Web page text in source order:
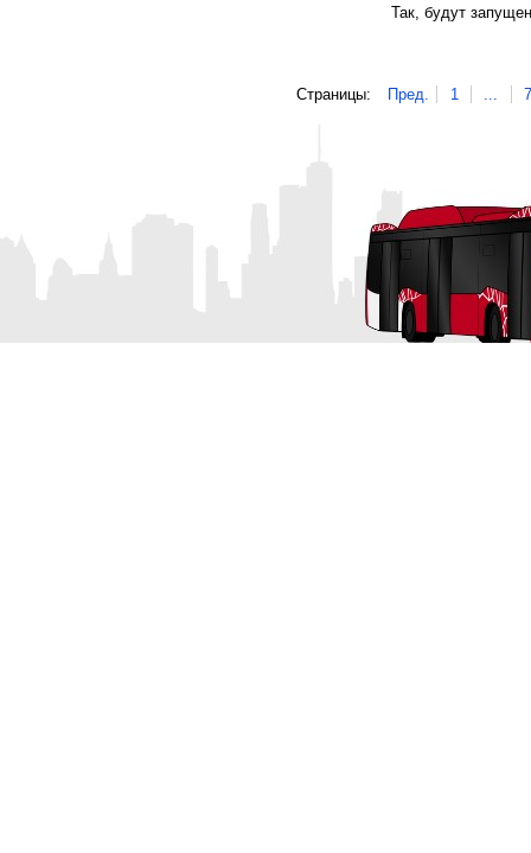
Так, будут
Страницы: Пред. 1